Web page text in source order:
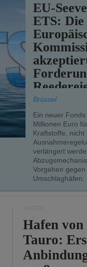
EU-
ETS: Die
teilweise.
Brüssel
Ein neuer
Millionen Euro
Kraftstoffe, nicht
verlängert
Vorgehen
Umschlaghäfen.
Hafen
Tauro: